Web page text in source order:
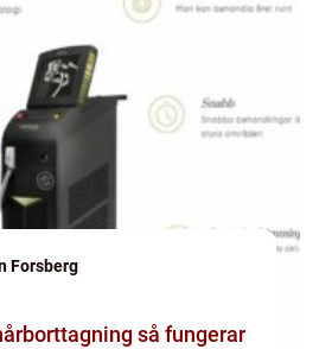
Forsberg
så fungerar